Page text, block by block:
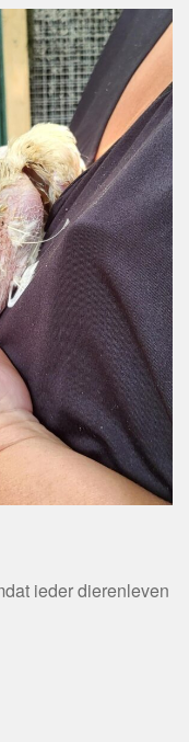
ieder dierenleven